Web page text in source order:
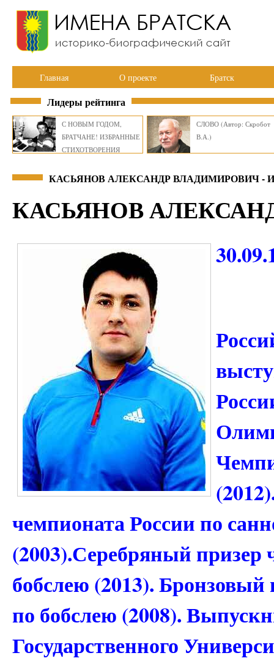
Главная О проекте Братск
Лидеры рейтинга
С НОВЫМ ГОДОМ,
БРАТЧАНЕ! ИЗБРАННЫЕ
СТИХОТВОРЕНИЯ
СЛОВО (Автор: Скробот
В.А.)
КАСЬЯНОВ АЛЕКСАНДР ВЛАДИМИРОВИЧ -
КАСЬЯНОВ
чемпионата России по
(2003).Серебряный призер
бобслею (2013).
по бобслею (2008).
Государственного